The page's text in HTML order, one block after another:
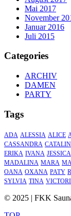
Mai 2017
November
Januar 2016
Juli 2015
Categories
ARCHIV
DAMEN
PARTY
Tags
ADA ALESSIA ALICE
CASSANDRA
ERIKA IVANA JESSICA
MADALINA MARA
OANA OXANA PATY
SYLVIA TINA
© 2025 | FKK